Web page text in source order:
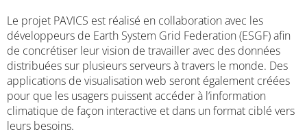
Le projet PAVICS est réalisé en collaboration avec les
développeurs de Earth System Grid Federation (ESGF) afin
de concrétiser leur vision de travailler avec des données
distribuées sur plusieurs serveurs à travers le monde. Des
applications de visualisation web seront également créées
pour que les usagers puissent accéder à l’information
climatique de façon interactive et dans un format ciblé vers
leurs besoins.